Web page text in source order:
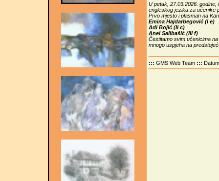
U petak, 27.03.2026.
engleskog jezika za učenike
Prvo mjesto i plasman na
Emina Hajdarbegović (I e)
Adi Bojić (II c)
Anel Salibašić (III f)
Čestitamo svim učenicima
mnogo uspjeha na
::: GMS Web Team :::